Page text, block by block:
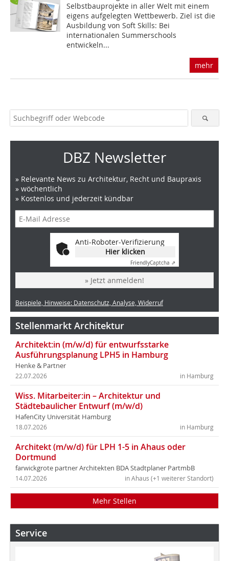
Selbstbauprojekte in aller Welt mit einem
eigens aufgelegten Wettbewerb. Ziel ist die
Ausbildung von Soft Skills: Bei
internationalen Summerschools
entwickeln...
mehr
DBZ Newsletter
» Relevante News zu Architektur, Recht und Baupraxis
» wöchentlich
» Kostenlos und jederzeit kündbar
Anti-Roboter-Verifizierung
Hier klicken
FriendlyCaptcha ⇗
» Jetzt anmelden!
Beispiele, Hinweise: Datenschutz, Analyse, Widerruf
Stellenmarkt Architektur
Architekt:in (m/w/d) für entwurfsstarke
Ausführungsplanung LPH5 in Hamburg
Henke & Partner
in Hamburg
22.07.2026
Wiss. Mitarbeiter:in – Architektur und
Städtebaulicher Entwurf (m/w/d)
HafenCity Universität Hamburg
in Hamburg
18.07.2026
Architekt (m/w/d) für LPH 1-5 in Ahaus oder
Dortmund
farwickgrote partner Architekten BDA Stadtplaner PartmbB
in Ahaus (+1 weiterer Standort)
14.07.2026
Mehr Stellen
Service